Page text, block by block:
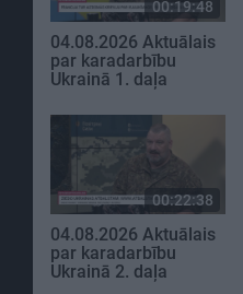
00:19:48
04.08.2026 Aktuālais
par karadarbību
Ukrainā 1. daļa
00:22:38
04.08.2026 Aktuālais
par karadarbību
Ukrainā 2. daļa